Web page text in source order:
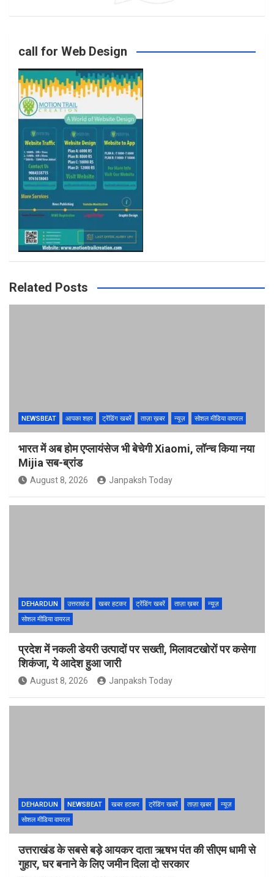
o
k
r
a
m
call for Web Design
Related Posts
NEWSBEAT आपका शहर ट्रेंडिंग खबरें ताज़ा ख़बर न्यूज़ सोशल मीडिया वायरल
भारत में अब होम एप्लायंसेज भी बेचेगी Xiaomi, लॉन्च किया नया
Mijia सब-ब्रांड
August 8, 2026 Janpaksh Today
DEHARDUN उत्तराखंड खबर हटकर ट्रेंडिंग खबरें ताज़ा ख़बर
न्यूज़
सोशल मीडिया वायरल
प्रदेश में नकली डेयरी उत्पादों पर सख्ती, मिलावटखोरों पर कसेगा
शिकंजा, ये आदेश हुआ जारी
August 8, 2026 Janpaksh Today
DEHARDUN NEWSBEAT खबर हटकर ट्रेंडिंग खबरें ताज़ा ख़बर
न्यूज़
सोशल मीडिया वायरल
उत्तराखंड के सबसे बड़े आयकर दाता ऋषभ पंत की सीएम धामी से
गुहार, घर बनाने के लिए जमीन दिला दो सरकार